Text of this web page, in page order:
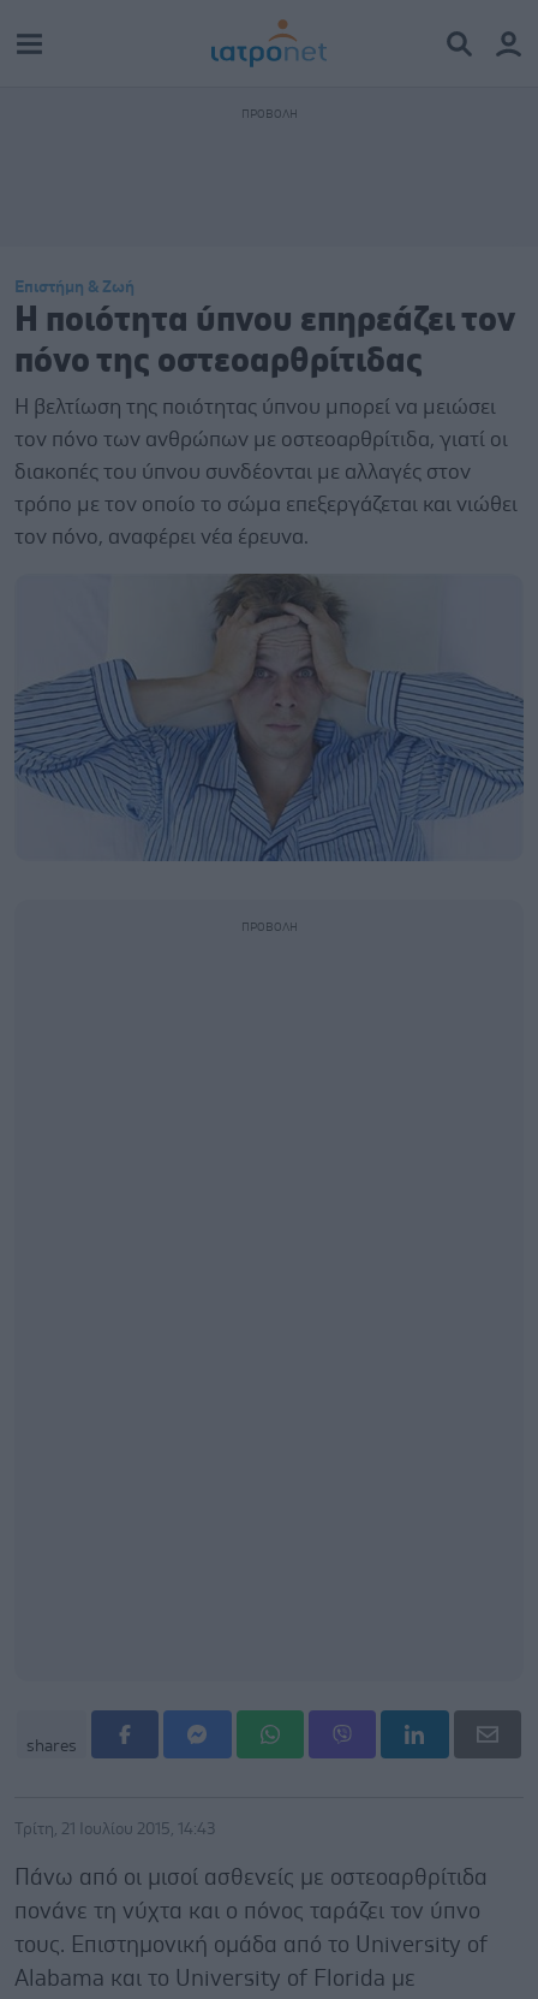
Επιστήμη & Ζωή
Η ποιότητα ύπνου επηρεάζει τον
πόνο της οστεοαρθρίτιδας
Η βελτίωση της ποιότητας ύπνου μπορεί να μειώσει
τον πόνο των ανθρώπων με οστεοαρθρίτιδα, γιατί οι
διακοπές του ύπνου συνδέονται με αλλαγές στον
τρόπο με τον οποίο το σώμα επεξεργάζεται και νιώθει
τον πόνο, αναφέρει νέα έρευνα.
shares
Τρίτη, 21 Ιουλίου 2015, 14:43
Πάνω από οι μισοί ασθενείς με οστεοαρθρίτιδα
πονάνε τη νύχτα και ο πόνος ταράζει τον ύπνο
τους. Επιστημονική ομάδα από το University of
Alabama και το University of Florida με